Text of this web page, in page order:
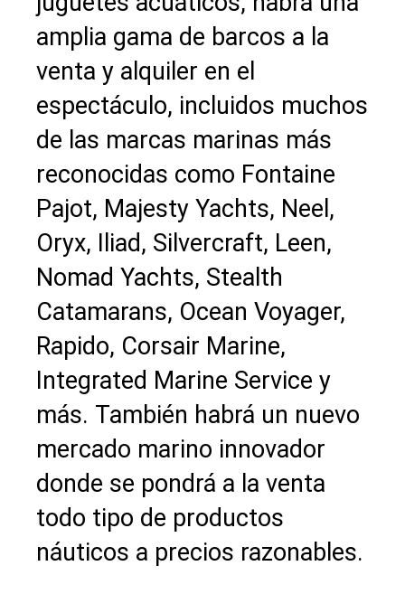
amplia gama de barcos a la
venta y alquiler en el
espectáculo, incluidos muchos
de las marcas marinas más
reconocidas como Fontaine
Pajot, Majesty Yachts, Neel,
Oryx, Iliad, Silvercraft, Leen,
Nomad Yachts, Stealth
Catamarans, Ocean Voyager,
Rapido, Corsair Marine,
Integrated Marine Service y
más. También habrá un nuevo
mercado marino innovador
donde se pondrá a la venta
todo tipo de productos
náuticos a precios razonables.